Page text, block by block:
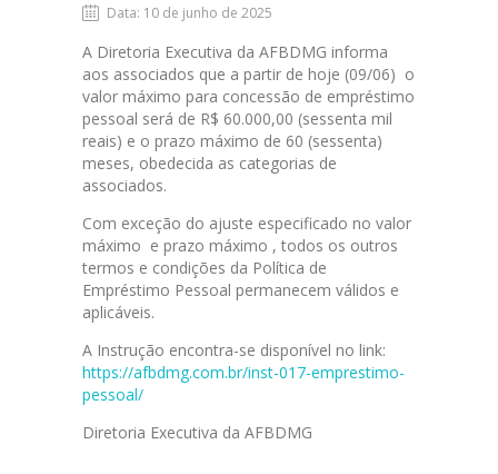
Data: 10 de junho de 2025
A Diretoria Executiva da AFBDMG informa
aos associados que a partir de hoje (09/06) o
valor máximo para concessão de empréstimo
pessoal será de R$ 60.000,00 (sessenta mil
reais) e o prazo máximo de 60 (sessenta)
meses, obedecida as categorias de
associados.
Com exceção do ajuste especificado no valor
máximo e prazo máximo , todos os outros
termos e condições da Política de
Empréstimo Pessoal permanecem válidos e
aplicáveis.
A Instrução encontra-se disponível no link:
https://afbdmg.com.br/inst-017-emprestimo-
pessoal/
Diretoria Executiva da AFBDMG